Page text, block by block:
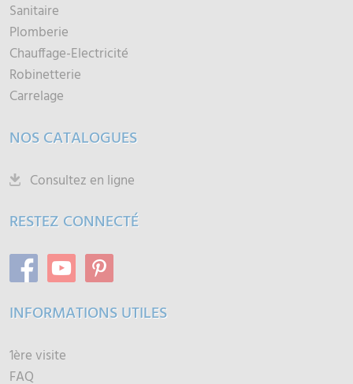
Sanitaire
Plomberie
Chauffage-Electricité
Robinetterie
Carrelage
NOS CATALOGUES
Consultez en ligne
RESTEZ CONNECTÉ
INFORMATIONS UTILES
1ère visite
FAQ